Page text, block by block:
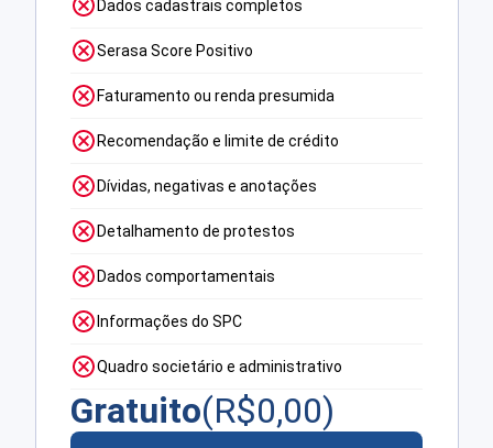
Dados cadastrais completos
Serasa Score Positivo
Faturamento ou renda presumida
Recomendação e limite de crédito
Dívidas, negativas e anotações
Detalhamento de protestos
Dados comportamentais
Informações do SPC
Quadro societário e administrativo
Gratuito(R$0,00)